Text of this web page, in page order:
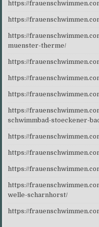
https://
https://
https://
muenster-therme/
https://
https://
https://
https://
schwimmbad-stoeckener-
https://
https://
https://
https://
welle-scharnhorst/
https://